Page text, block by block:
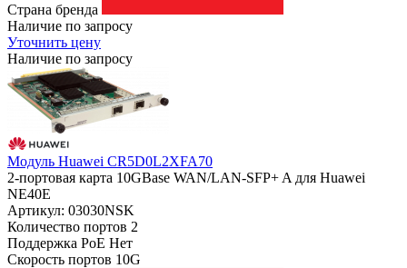
Страна бренда
Наличие по запросу
Уточнить цену
Наличие по запросу
Модуль Huawei CR5D0L2XFA70
2-портовая карта 10GBase WAN/LAN-SFP+ A для Huawei
NE40E
Артикул: 03030NSK
Количество портов 2
Поддержка PoE Нет
Скорость портов 10G